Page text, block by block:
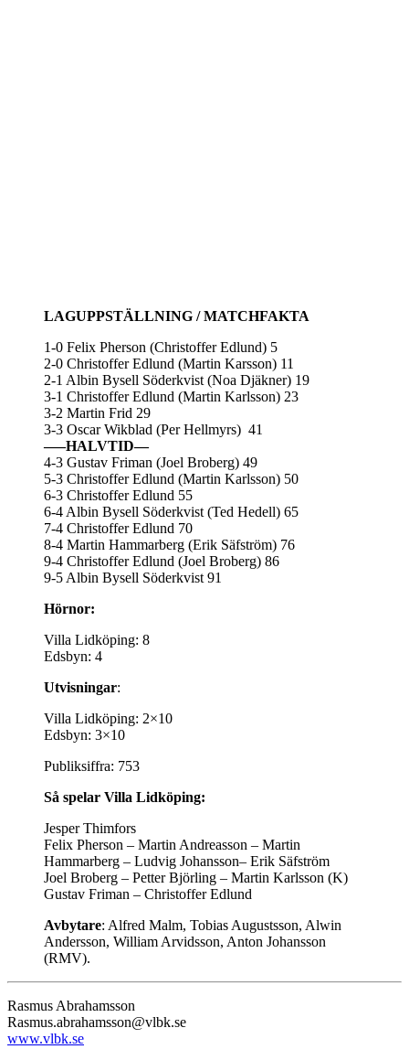
LAGUPPSTÄLLNING / MATCHFAKTA
1-0 Felix Pherson (Christoffer Edlund) 5
2-0 Christoffer Edlund (Martin Karsson) 11
2-1 Albin Bysell Söderkvist (Noa Djäkner) 19
3-1 Christoffer Edlund (Martin Karlsson) 23
3-2 Martin Frid 29
3-3 Oscar Wikblad (Per Hellmyrs) 41
—–HALVTID—
4-3 Gustav Friman (Joel Broberg) 49
5-3 Christoffer Edlund (Martin Karlsson) 50
6-3 Christoffer Edlund 55
6-4 Albin Bysell Söderkvist (Ted Hedell) 65
7-4 Christoffer Edlund 70
8-4 Martin Hammarberg (Erik Säfström) 76
9-4 Christoffer Edlund (Joel Broberg) 86
9-5 Albin Bysell Söderkvist 91
Hörnor:
Villa Lidköping: 8
Edsbyn: 4
Utvisningar:
Villa Lidköping: 2×10
Edsbyn: 3×10
Publiksiffra: 753
Så spelar Villa Lidköping:
Jesper Thimfors
Felix Pherson – Martin Andreasson – Martin
Hammarberg – Ludvig Johansson– Erik Säfström
Joel Broberg – Petter Björling – Martin Karlsson (K)
Gustav Friman – Christoffer Edlund
Avbytare: Alfred Malm, Tobias Augustsson, Alwin
Andersson, William Arvidsson, Anton Johansson
(RMV).
Rasmus Abrahamsson
Rasmus.abrahamsson@vlbk.se
www.vlbk.se